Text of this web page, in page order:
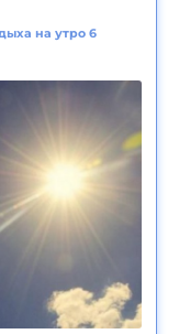
на утро 6